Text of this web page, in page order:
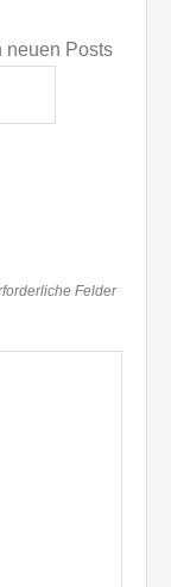
neuen Posts
Felder